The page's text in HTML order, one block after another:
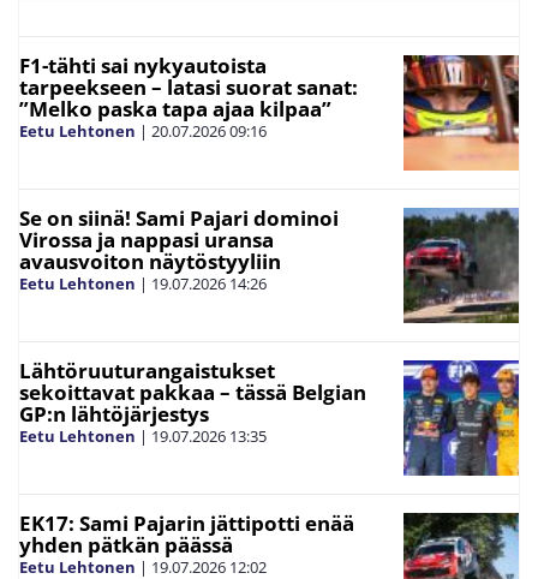
F1-tähti sai nykyautoista
tarpeekseen – latasi suorat sanat:
”Melko paska tapa ajaa kilpaa”
Eetu Lehtonen | 20.07.202609:16
Se on siinä! Sami Pajari dominoi
Virossa ja nappasi uransa
avausvoiton näytöstyyliin
Eetu Lehtonen | 19.07.2026 14:26
Lähtöruuturangaistukset
sekoittavat pakkaa – tässä Belgian
GP:n lähtöjärjestys
Eetu Lehtonen | 19.07.2026 13:35
EK17: Sami Pajarin jättipotti enää
yhden pätkän päässä
Eetu Lehtonen | 19.07.2026 12:02